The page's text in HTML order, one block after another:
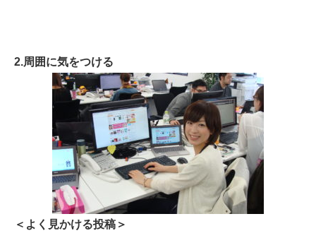
2.周囲に気をつける
＜よく見かける投稿＞